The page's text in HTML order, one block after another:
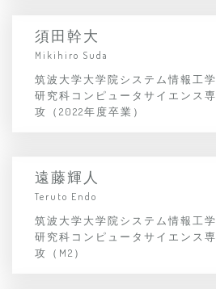
須田幹大
Mikihiro Suda
筑波大学大学院システム情報工学
研究科コンピュータサイエンス専
攻（2022年度卒業）
遠藤輝人
Teruto Endo
筑波大学大学院システム情報工学
研究科コンピュータサイエンス専
攻（M2）